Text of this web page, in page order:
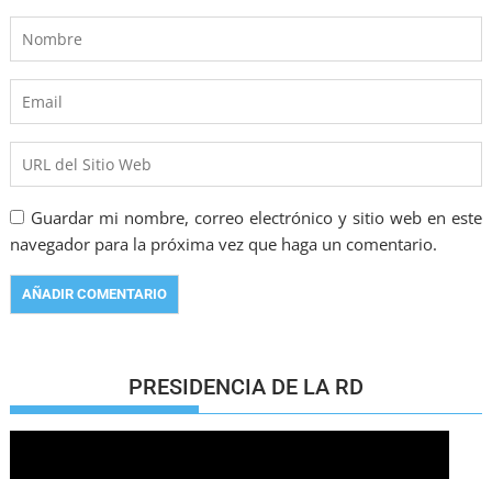
Guardar mi nombre, correo electrónico y sitio web en este
navegador para la próxima vez que haga un comentario.
PRESIDENCIA DE LA RD